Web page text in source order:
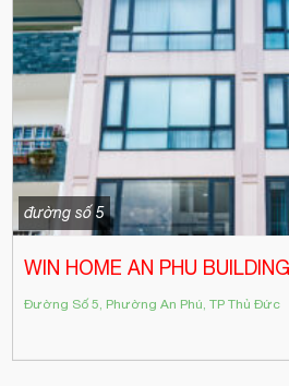
đường số 5
WIN HOME AN PHU BUILDING
Đường Số 5, Phường An Phú, TP Thủ Đức